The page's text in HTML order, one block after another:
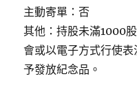
主動寄單：否
其他：持股未滿1000
會或以電子方式行使
予發放紀念品。